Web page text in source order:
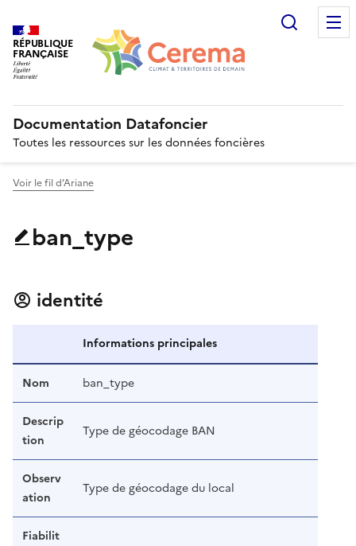
RÉPUBLIQUE
FRANÇAISE
Documentation Datafoncier
Toutes les ressources sur les données foncières
Voir le fil d’Ariane
ban_type
identité
Informations principales
Nom ban_type
Descrip
tion
Type de géocodage BAN
Observ
ation
Type de géocodage du local
Fiabilit